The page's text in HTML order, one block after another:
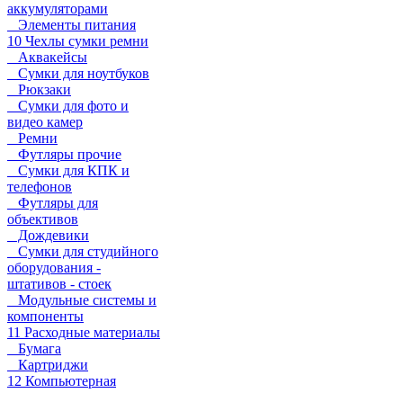
аккумуляторами
Элементы питания
10 Чехлы сумки ремни
Аквакейсы
Сумки для ноутбуков
Рюкзаки
Сумки для фото и
видео камер
Ремни
Футляры прочие
Сумки для КПК и
телефонов
Футляры для
объективов
Дождевики
Сумки для студийного
оборудования -
штативов - стоек
Модульные системы и
компоненты
11 Расходные материалы
Бумага
Картриджи
12 Компьютерная